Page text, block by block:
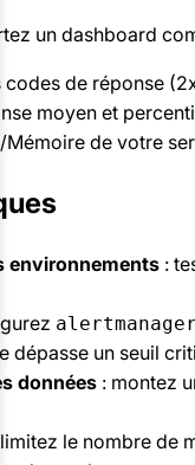
un dashboard
codes de réponse
moyen et
Mémoire de votre
environnements :
alertmanager
dépasse un seuil
données : montez
le nombre de